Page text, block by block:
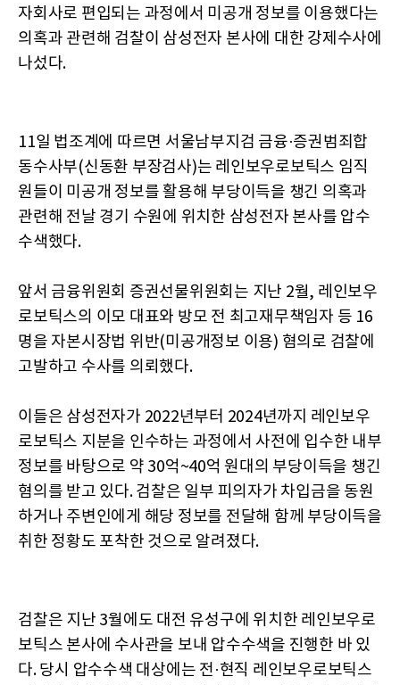
자회사로 편입되는 과정에서 미공개 정보를 이용했다는
의혹과 관련해 검찰이 삼성전자 본사에 대한 강제수사에
나섰다.
11일 법조계에 따르면 서울남부지검 금융·증권범죄합
동수사부(신동환 부장검사)는 레인보우로보틱스 임직
원들이 미공개 정보를 활용해 부당이득을 챙긴 의혹과
관련해 전날 경기 수원에 위치한 삼성전자 본사를 압수
수색했다.
앞서 금융위원회 증권선물위원회는 지난 2월, 레인보우
로보틱스의 이모 대표와 방모 전 최고재무책임자 등 16
명을 자본시장법 위반(미공개정보 이용) 혐의로 검찰에
고발하고 수사를 의뢰했다.
이들은 삼성전자가 2022년부터 2024년까지 레인보우
로보틱스 지분을 인수하는 과정에서 사전에 입수한 내부
정보를 바탕으로 약 30억~40억 원대의 부당이득을 챙긴
혐의를 받고 있다. 검찰은 일부 피의자가 차입금을 동원
하거나 주변인에게 해당 정보를 전달해 함께 부당이득을
취한 정황도 포착한 것으로 알려졌다.
검찰은 지난 3월에도 대전 유성구에 위치한 레인보우로
보틱스 본사에 수사관을 보내 압수수색을 진행한 바 있
다. 당시 압수수색 대상에는 전·현직 레인보우로보틱스